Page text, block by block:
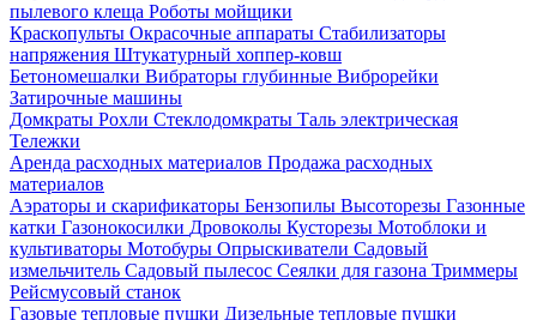
пылевого клеща Роботы мойщики
Краскопульты Окрасочные аппараты Стабилизаторы
напряжения Штукатурный хоппер-ковш
Бетономешалки Вибраторы глубинные Виброрейки
Затирочные машины
Домкраты Рохли Стеклодомкраты Таль электрическая
Тележки
Аренда расходных материалов Продажа расходных
материалов
Аэраторы и скарификаторы Бензопилы Высоторезы Газонные
катки Газонокосилки Дровоколы Кусторезы Мотоблоки и
культиваторы Мотобуры Опрыскиватели Садовый
измельчитель Садовый пылесос Сеялки для газона Триммеры
Рейсмусовый станок
Газовые тепловые пушки Дизельные тепловые пушки